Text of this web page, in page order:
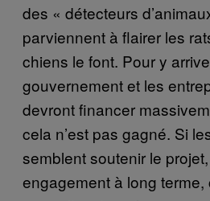
des « détecteurs
parviennent à flairer les
chiens le font. Pour y
gouvernement et les
devront financer
cela n’est pas gagné. Si
semblent soutenir le
engagement à long terme,